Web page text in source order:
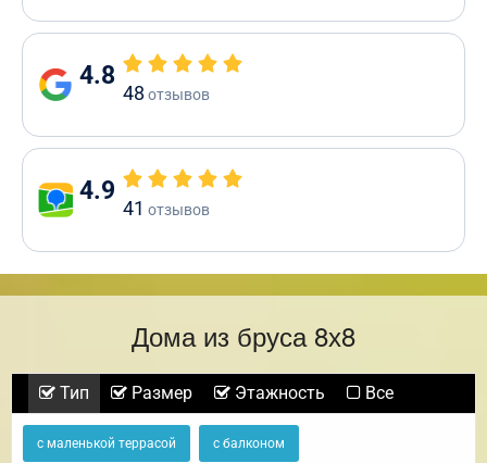
4.8
48 отзывов
4.9
41 отзывов
Дома из бруса 8х8
Тип Размер Этажность Все
с маленькой террасой с балконом